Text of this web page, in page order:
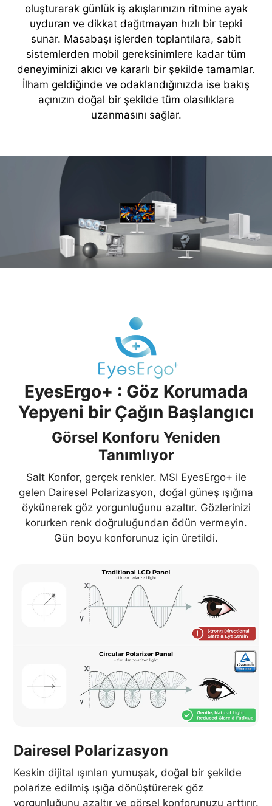
oluşturarak günlük iş akışlarınızın ritmine ayak
uyduran ve dikkat dağıtmayan hızlı bir tepki
sunar. Masabaşı işlerden toplantılara, sabit
sistemlerden mobil gereksinimlere kadar tüm
deneyiminizi akıcı ve kararlı bir şekilde tamamlar.
İlham geldiğinde ve odaklandığınızda ise bakış
açınızın doğal bir şekilde tüm olasılıklara
uzanmasını sağlar.
EyesErgo+ : Göz Korumada
Yepyeni bir Çağın Başlangıcı
Görsel Konforu Yeniden
Tanımlıyor
Salt Konfor, gerçek renkler. MSI EyesErgo+ ile
gelen Dairesel Polarizasyon, doğal güneş ışığına
öykünerek göz yorgunluğunu azaltır. Gözlerinizi
korurken renk doğruluğundan ödün vermeyin.
Gün boyu konforunuz için üretildi.
Dairesel Polarizasyon
Keskin dijital ışınları yumuşak, doğal bir şekilde
polarize edilmiş ışığa dönüştürerek göz
yorgunluğunu azaltır ve görsel konforunuzu arttırır.